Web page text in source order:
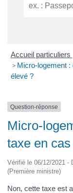
Accueil particuliers
> Micro-logement :
élevé ?
Question-réponse
Micro-
taxe en
Vérifié le 06/12/2021 -
(Première ministre)
Non, cette taxe est